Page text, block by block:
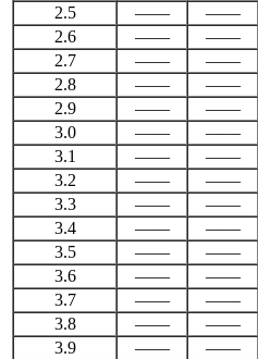
2.5
—— ——
2.6
—— ——
2.7
—— ——
2.8
—— ——
2.9
—— ——
3.0
—— ——
3.1
—— ——
3.2
—— ——
3.3
—— ——
3.4
—— ——
3.5
—— ——
3.6
—— ——
3.7
—— ——
3.8
—— ——
3.9
—— ——